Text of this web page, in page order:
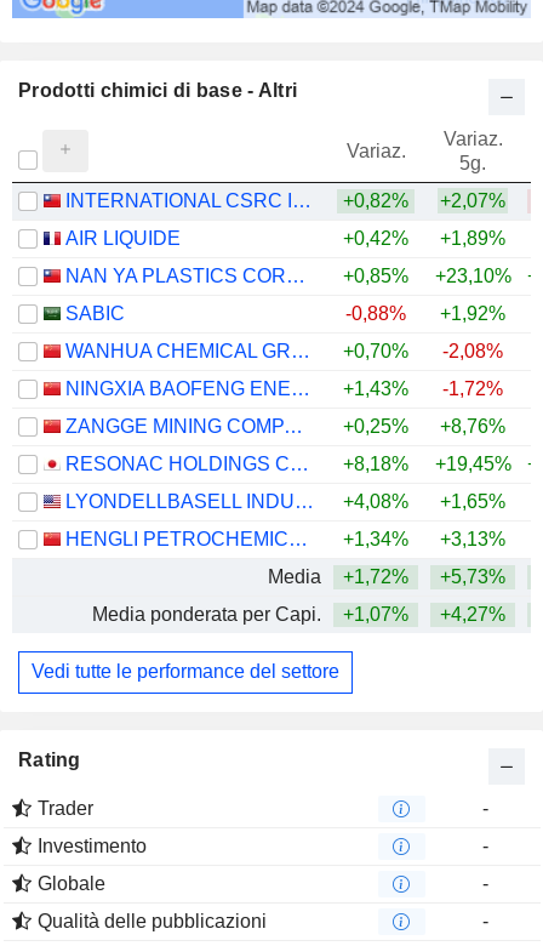
Prodotti chimici di base - Altri
Variaz.
Variaz.
5g.
INTERNATIONAL CSRC INVESTMENT HOLDINGS CO., LTD. +0,82% +2,07%
AIR LIQUIDE
+0,42% +1,89%
NAN YA PLASTICS CORPORATION
+0,85% +23,10%
SABIC
-0,88% +1,92%
WANHUA CHEMICAL GROUP CO., LTD.
+0,70% -2,08%
NINGXIA BAOFENG ENERGY GROUP CO., LTD.
+1,43% -1,72%
ZANGGE MINING COMPANY LIMITED
+0,25% +8,76%
RESONAC HOLDINGS CORPORATION
+8,18% +19,45%
LYONDELLBASELL INDUSTRIES N.V.
+4,08% +1,65%
HENGLI PETROCHEMICAL CO.,LTD.
+1,34% +3,13%
Media
+1,72% +5,73%
Media ponderata per Capi.
+1,07% +4,27%
Vedi tutte le performance del settore
Rating
Trader
-
Investimento
-
Globale
-
Qualità delle pubblicazioni
-